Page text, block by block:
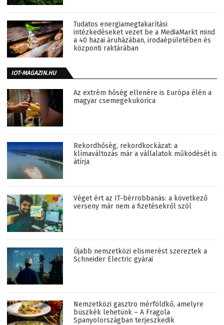
Tudatos energiamegtakarítási
intézkedéseket vezet be a MediaMarkt mind
a 40 hazai áruházában, irodaépületében és
központi raktárában
IOT-MAGAZIN.HU
Az extrém hőség ellenére is Európa élén a
magyar csemegekukorica
Rekordhőség, rekordkockázat: a
klímaváltozás már a vállalatok működését is
átírja
Véget ért az IT-bérrobbanás: a következő
verseny már nem a fizetésekről szól
Újabb nemzetközi elismerést szereztek a
Schneider Electric gyárai
Nemzetközi gasztro mérföldkő, amelyre
büszkék lehetünk – A Fragola
Spanyolországban terjeszkedik